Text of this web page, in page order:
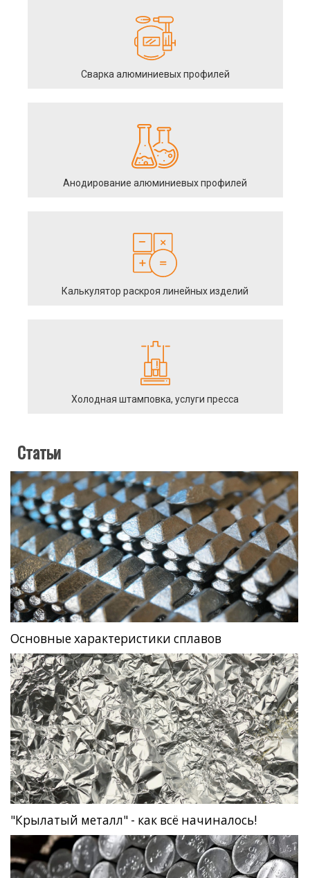
Сварка алюминиевых профилей
Анодирование алюминиевых профилей
Калькулятор раскроя линейных изделий
Холодная штамповка, услуги пресса
Статьи
Основные характеристики сплавов
"Крылатый металл" - как всё начиналось!